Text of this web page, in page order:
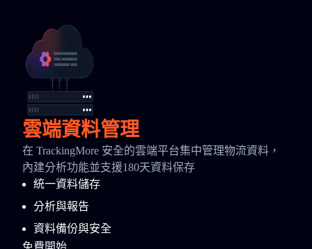
雲端資料管理
在 TrackingMore 安全的雲端平台集中管理物流資料，
內建分析功能並支援180天資料保存
統一資料儲存
分析與報告
資料備份與安全
免費開始